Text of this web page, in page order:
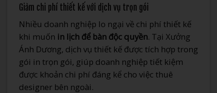
Giảm chi phí thiết kế với dịch vụ trọn gói
Nhiều doanh nghiệp lo ngại về chi phí thiết kế
khi muốn in lịch để bàn độc quyền. Tại Xưởng
Ánh Dương, dịch vụ thiết kế được tích hợp trong
gói in trọn gói, giúp doanh nghiệp tiết kiệm
được khoản chi phí đáng kể cho việc thuê
designer bên ngoài.